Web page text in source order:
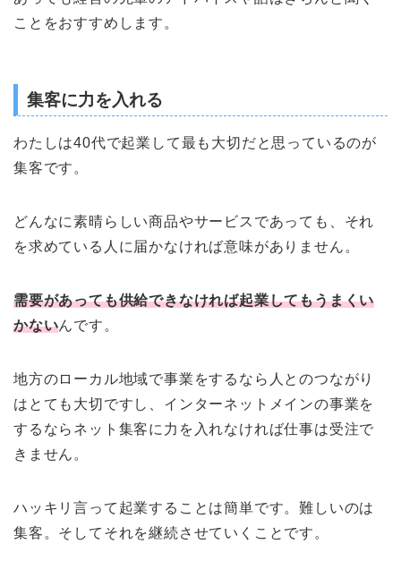
ことをおすすめします。
集客に力を入れる
わたしは40代で起業して最も大切だと思っているのが
集客です。
どんなに素晴らしい商品やサービスであっても、それ
を求めている人に届かなければ意味がありません。
需要があっても供給できなければ起業してもうまくい
かないんです。
地方のローカル地域で事業をするなら人とのつながり
はとても大切ですし、インターネットメインの事業を
するならネット集客に力を入れなければ仕事は受注で
きません。
ハッキリ言って起業することは簡単です。難しいのは
集客。そしてそれを継続させていくことです。